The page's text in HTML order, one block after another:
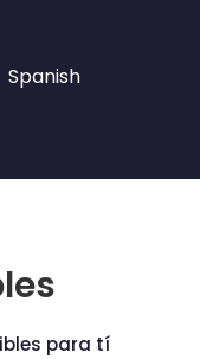
Spanish
para tí